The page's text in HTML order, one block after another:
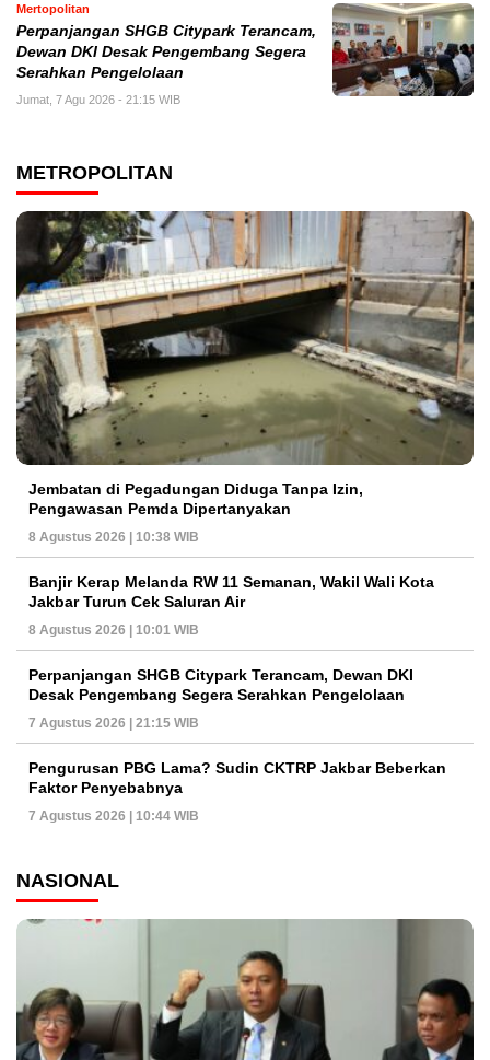
Mertopolitan
Perpanjangan SHGB Citypark Terancam,
Dewan DKI Desak Pengembang Segera
Serahkan Pengelolaan
Jumat, 7 Agu 2026 - 21:15 WIB
METROPOLITAN
Jembatan di Pegadungan Diduga Tanpa Izin,
Pengawasan Pemda Dipertanyakan
8 Agustus 2026 | 10:38 WIB
Banjir Kerap Melanda RW 11 Semanan, Wakil Wali Kota
Jakbar Turun Cek Saluran Air
8 Agustus 2026 | 10:01 WIB
Perpanjangan SHGB Citypark Terancam, Dewan DKI
Desak Pengembang Segera Serahkan Pengelolaan
7 Agustus 2026 | 21:15 WIB
Pengurusan PBG Lama? Sudin CKTRP Jakbar Beberkan
Faktor Penyebabnya
7 Agustus 2026 | 10:44 WIB
NASIONAL